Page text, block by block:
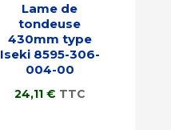
Lame de
tondeuse
430mm type
Iseki 8595-306-
004-00
24,11 € TTC